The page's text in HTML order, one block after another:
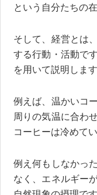
という自分たちの
そして、経営とは
する行動・活動で
を用いて説明します
例えば、温かいコ
周りの気温に合わ
コーヒーは冷めてい
例え何もしなかっ
なく、エネルギー